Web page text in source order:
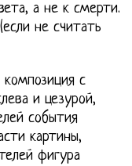
а не к смерти.
не считать
с
и цезурой,
события
картины,
фигура